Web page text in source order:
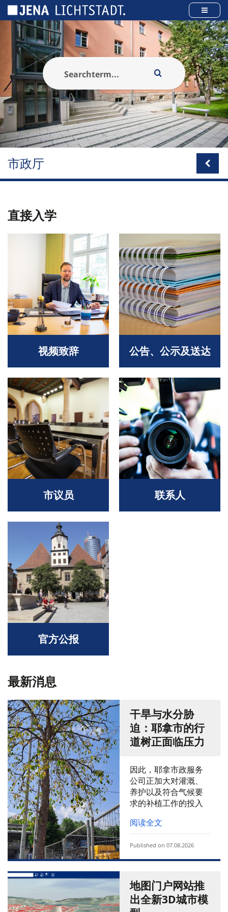
市政厅
直接入学
视频致辞 公告、公示及送达
市议员 联系人
官方公报
最新消息
干旱与水分胁
迫：耶拿市的行
道树正面临压力
因此，耶拿市政服务
公司正加大对灌溉、
养护以及符合气候要
求的补植工作的投入
阅读全文
Published on 07.08.2026
地图门户网站推
出全新3D城市模
Cookies management panel